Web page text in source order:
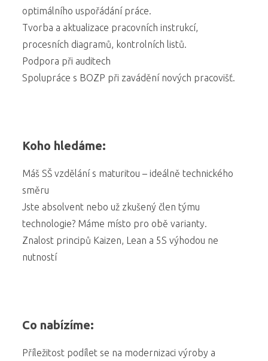
optimálního uspořádání práce.
Tvorba a aktualizace pracovních instrukcí,
procesních diagramů, kontrolních listů.
Podpora při auditech
Spolupráce s BOZP při zavádění nových pracovišť.
Koho hledáme:
Máš SŠ vzdělání s maturitou – ideálně technického
směru
Jste absolvent nebo už zkušený člen týmu
technologie? Máme místo pro obě varianty.
Znalost principů Kaizen, Lean a 5S výhodou ne
nutností
Co nabízíme:
Příležitost podílet se na modernizaci výroby a